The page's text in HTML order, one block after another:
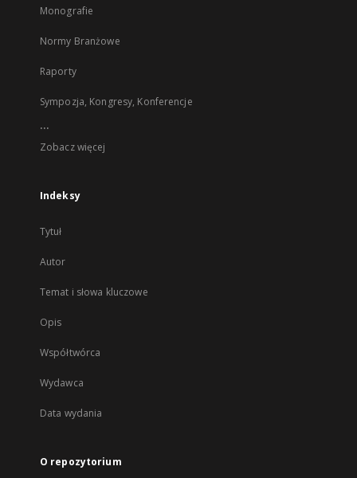
Monografie
Normy Branżowe
Raporty
Sympozja, Kongresy, Konferencje
...
Zobacz więcej
Indeksy
Tytuł
Autor
Temat i słowa kluczowe
Opis
Współtwórca
Wydawca
Data wydania
O repozytorium